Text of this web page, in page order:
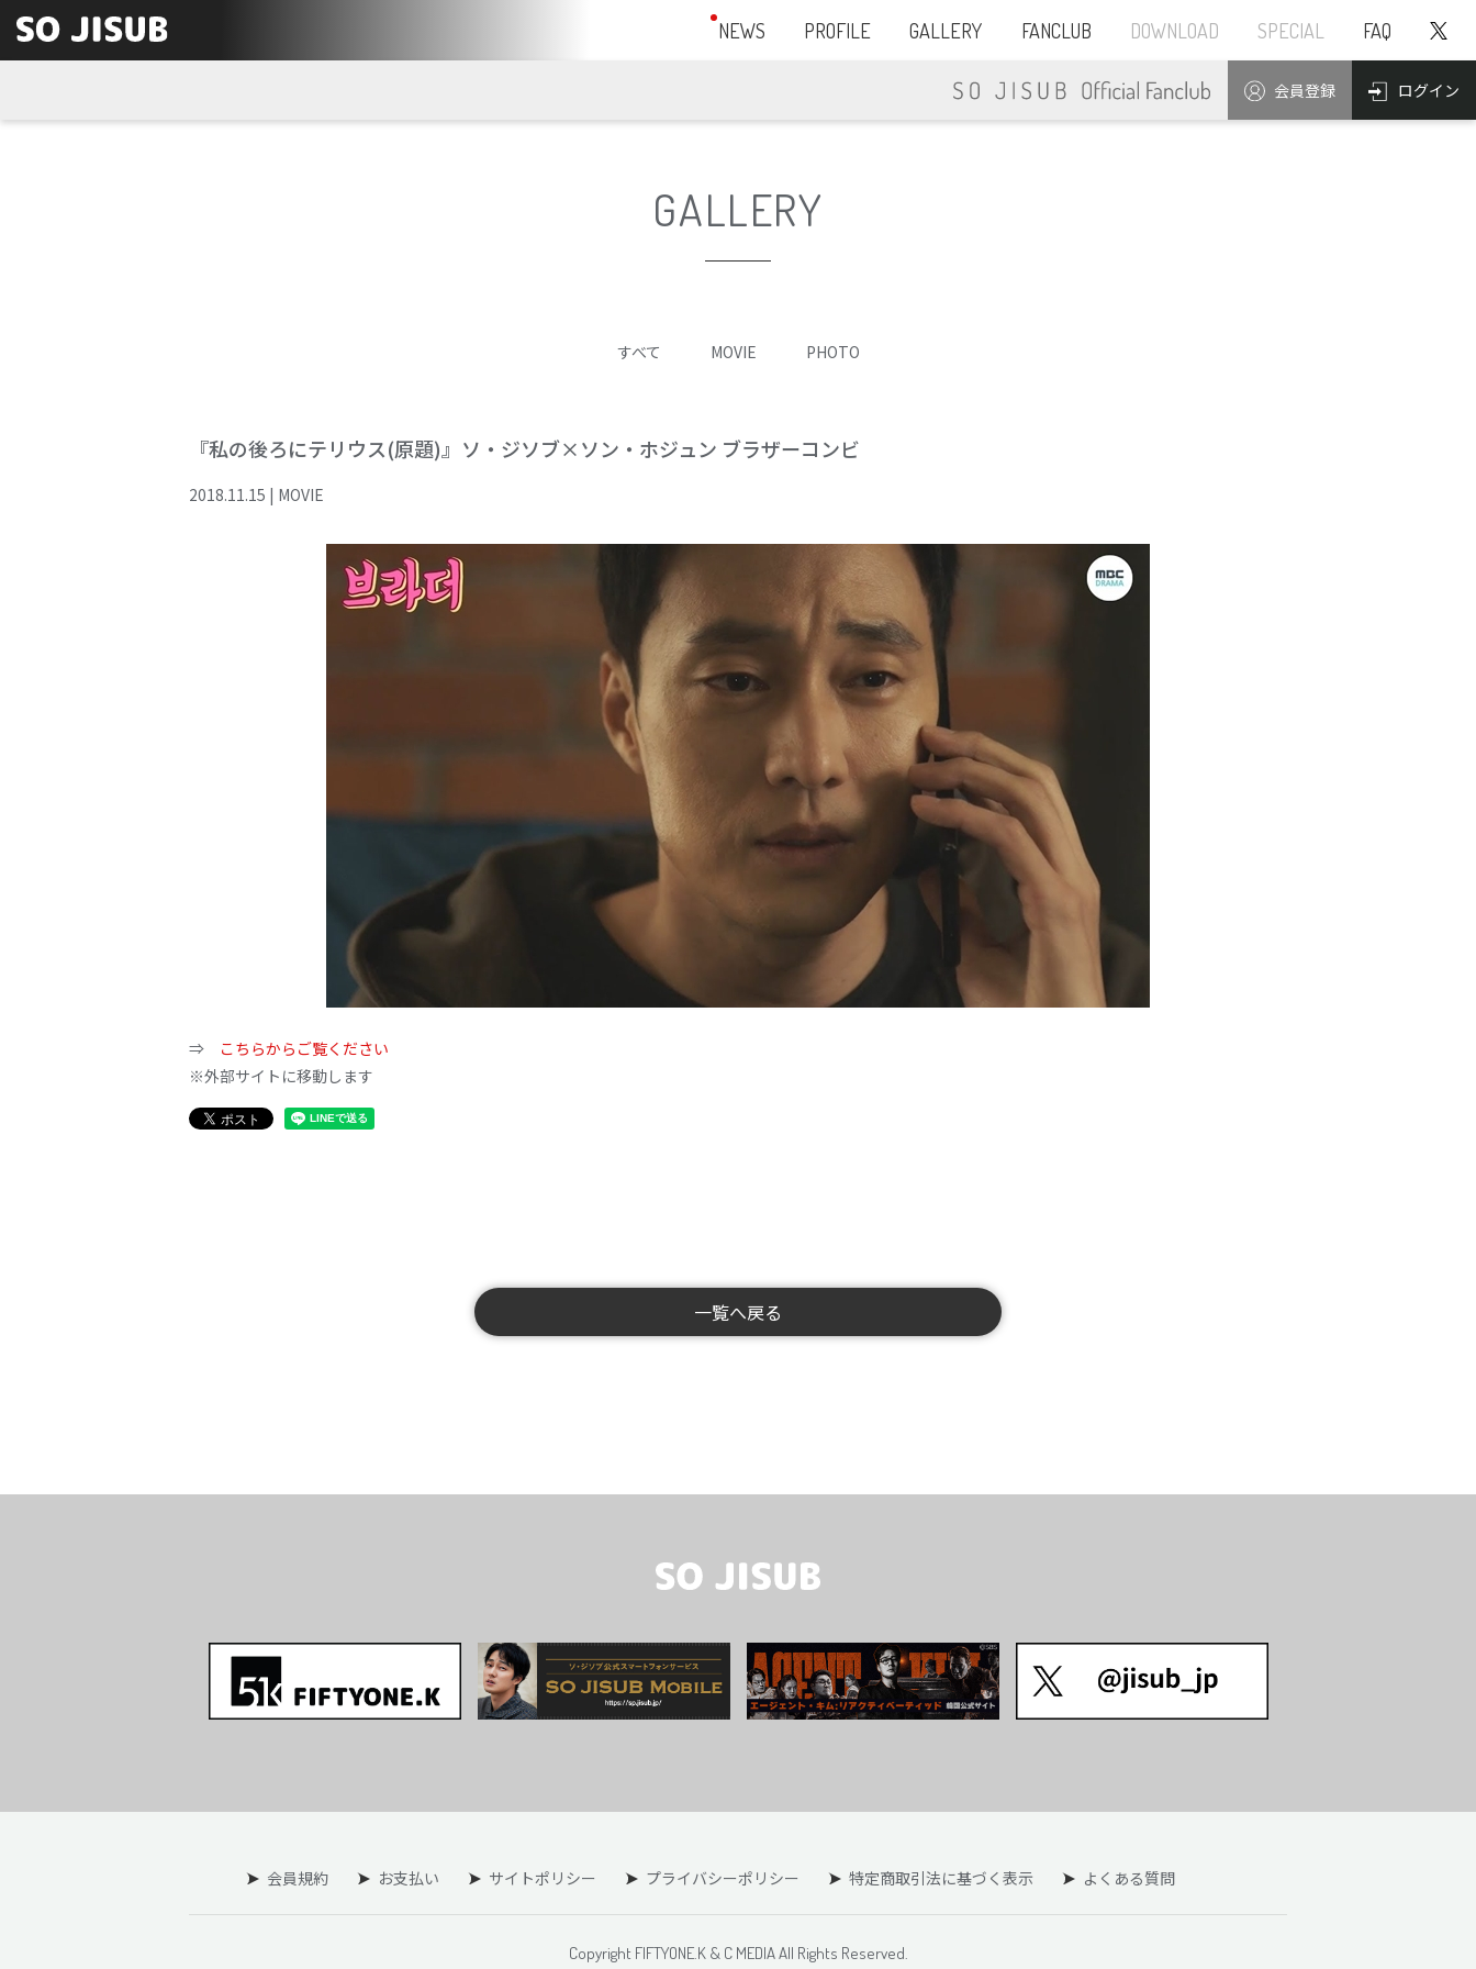
NEWS PROFILE GALLERY FANCLUB DOWNLOAD SPECIAL FAQ
会員登録 ログイン
GALLERY
すべて MOVIE PHOTO
『私の後ろにテリウス(原題)』ソ・ジソブ×ソン・ホジュン ブラザーコンビ
2018.11.15 | MOVIE
⇒ こちらからご覧ください
※外部サイトに移動します
一覧へ戻る
会員規約 お支払い サイトポリシー プライバシーポリシー 特定商取引法に基づく表示 よくある質問
Copyright FIFTYONE.K & C MEDIA All Rights Reserved.